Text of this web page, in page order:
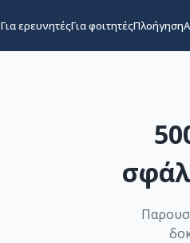
Για ερευνητέςΓια φοιτητέςΠλοήγηση